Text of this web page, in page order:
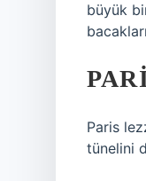
büyük
Paris
tünelini